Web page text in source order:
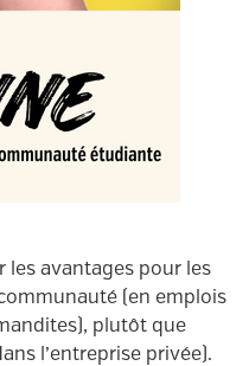
les avantages pour les
(en emplois
plutôt que
l’entreprise privée).